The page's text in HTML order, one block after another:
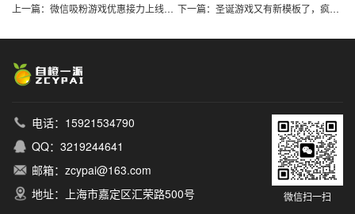
上一篇：微信吸粉游戏优惠接力上线，今晚朋友圈我承包了 下一篇：圣诞游戏又有新模板了，疯狂撑杆跳-圣诞版全新上线
微信扫一扫
电话：15921534790
QQ：3219244641
邮箱：zcypai@163.com
地址：上海市嘉定区汇荣路500号